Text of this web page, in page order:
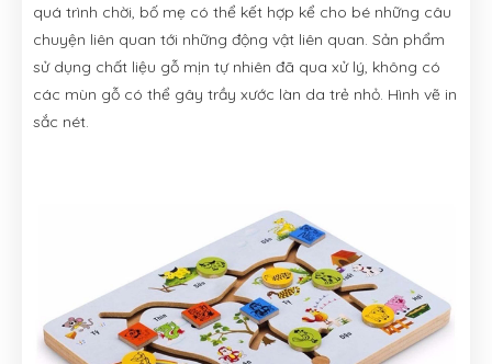
quá trình chời, bố mẹ có thể kết hợp kể cho bé những câu
chuyện liên quan tới những động vật liên quan. Sản phẩm
sử dụng chất liệu gỗ mịn tự nhiên đã qua xử lý, không có
các mùn gỗ có thể gây trầy xước làn da trẻ nhỏ. Hình vẽ in
sắc nét.